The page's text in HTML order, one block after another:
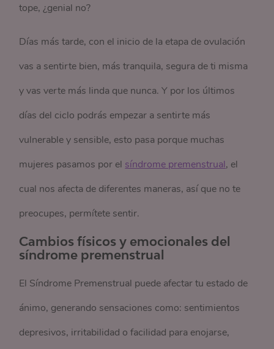
tope, ¿genial no?
Días más tarde, con el inicio de la etapa de ovulación
vas a sentirte bien, más tranquila, segura de ti misma
y vas verte más linda que nunca. Y por los últimos
días del ciclo podrás empezar a sentirte más
vulnerable y sensible, esto pasa porque muchas
mujeres pasamos por el síndrome premenstrual, el
cual nos afecta de diferentes maneras, así que no te
preocupes, permítete sentir.
Cambios físicos y emocionales del
síndrome premenstrual
El Síndrome Premenstrual puede afectar tu estado de
ánimo, generando sensaciones como: sentimientos
depresivos, irritabilidad o facilidad para enojarse,